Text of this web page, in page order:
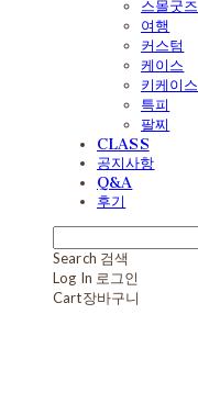
스몰굿즈
여행
커스텀
케이스
키케이스
특피
팔찌
CLASS
공지사항
Q&A
후기
Search 검색
Log In 로그인
Cart장바구니